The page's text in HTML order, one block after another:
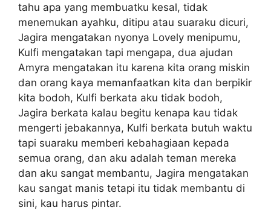
tahu apa yang membuatku kesal, tidak
menemukan ayahku, ditipu atau suaraku dicuri,
Jagira mengatakan nyonya Lovely menipumu,
Kulfi mengatakan tapi mengapa, dua ajudan
Amyra mengatakan itu karena kita orang miskin
dan orang kaya memanfaatkan kita dan berpikir
kita bodoh, Kulfi berkata aku tidak bodoh,
Jagira berkata kalau begitu kenapa kau tidak
mengerti jebakannya, Kulfi berkata butuh waktu
tapi suaraku memberi kebahagiaan kepada
semua orang, dan aku adalah teman mereka
dan aku sangat membantu, Jagira mengatakan
kau sangat manis tetapi itu tidak membantu di
sini, kau harus pintar.